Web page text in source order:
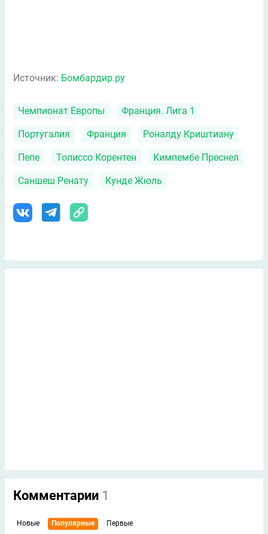
Источник: Бомбардир.ру
Чемпионат Европы Франция. Лига 1
Португалия Франция Роналду Криштиану
Пепе Толиссо Корентен Кимпембе Преснел
Саншеш Ренату Кунде Жюль
Комментарии 1
Новые Популярные Первые